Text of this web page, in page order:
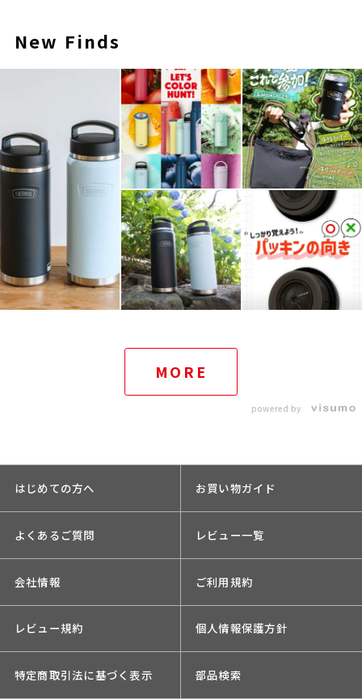
New Finds
MORE
powered by
はじめての方へ お買い物ガイド
よくあるご質問 レビュー一覧
会社情報 ご利用規約
レビュー規約 個人情報保護方針
特定商取引法に基づく表示 部品検索